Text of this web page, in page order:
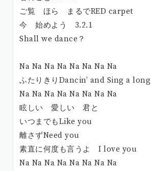
ご覧 ほら まるでRED carpet
今 始めよう 3.2.1
Shall we dance？
Na Na Na Na Na Na Na Na
ふたりきりDancin’ and Sing a long
Na Na Na Na Na Na Na Na
眩しい 愛しい 君と
いつまでもLike you
離さずNeed you
素直に何度も言うよ I love you
Na Na Na Na Na Na Na Na